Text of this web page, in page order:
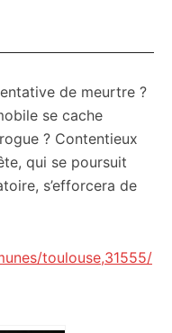
de meurtre ?
se cache
? Contentieux
qui se poursuit
s’efforcera de
toulouse,31555/